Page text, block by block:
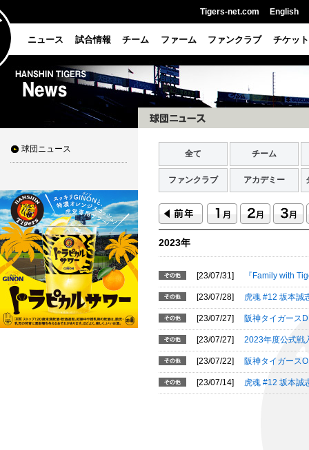
Tigers-net.com English
ニュース 試合情報 チーム ファーム ファンクラブ チケット
球団ニュース 全て チーム
ファンクラブ アカデミー
2023年
[23/07/31] 『Family with
[23/07/28] 虎魂 #12 坂本誠
[23/07/27] 阪神タイガース
[23/07/27] 2023年度公式戦
[23/07/22] 阪神タイガース
[23/07/14] 虎魂 #12 坂本誠